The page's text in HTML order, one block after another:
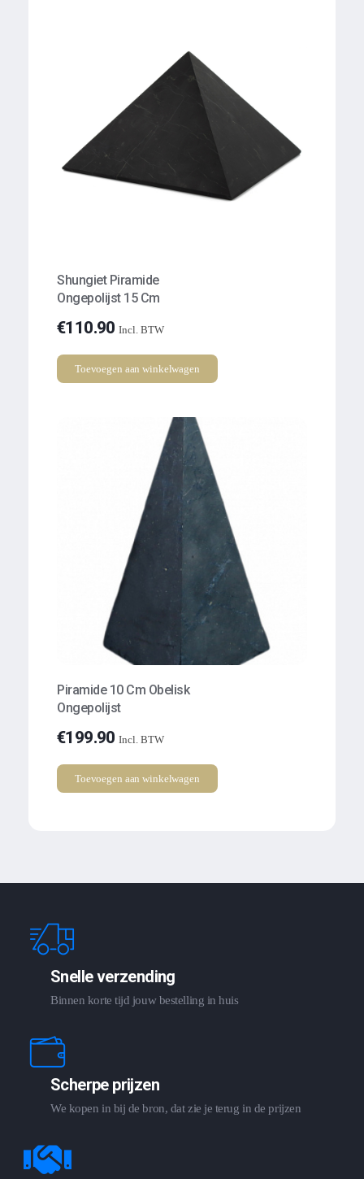
Shungiet Piramide
Ongepolijst 15 Cm
€110.90 Incl. BTW
Toevoegen aan winkelwagen
Piramide 10 Cm Obelisk
Ongepolijst
€199.90 Incl. BTW
Toevoegen aan winkelwagen
Snelle verzending
Binnen korte tijd jouw bestelling in huis
Scherpe prijzen
We kopen in bij de bron, dat zie je terug in de prijzen